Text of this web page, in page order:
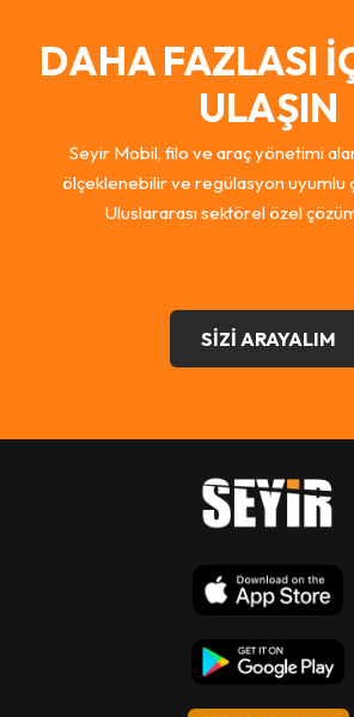
DAHA FAZLASI
ULAŞIN
Seyir Mobil, filo ve araç yönetimi
ölçeklenebilir ve regülasyon uyumlu
Uluslararası sektörel özel
SİZİ ARAYALIM